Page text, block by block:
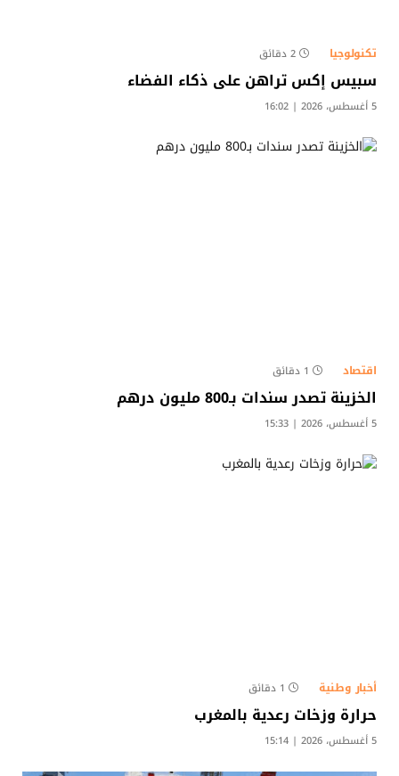
تكنولوجيا 2 دقائق
سبيس إكس تراهن على ذكاء الفضاء
5 أغسطس، 2026 | 16:02
اقتصاد 1 دقائق
الخزينة تصدر سندات بـ800 مليون درهم
5 أغسطس، 2026 | 15:33
أخبار وطنية 1 دقائق
حرارة وزخات رعدية بالمغرب
5 أغسطس، 2026 | 15:14